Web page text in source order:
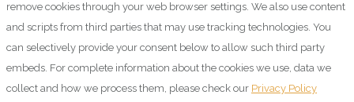
remove cookies through your web browser settings. We also use content
and scripts from third parties that may use tracking technologies. You
can selectively provide your consent below to allow such third party
embeds. For complete information about the cookies we use, data we
collect and how we process them, please check our Privacy Policy